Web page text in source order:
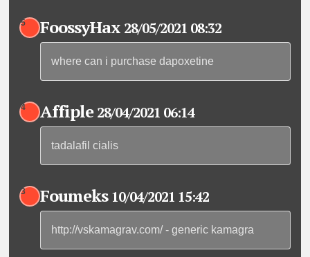
5 FoossyHax 28/05/2021 08:32
where can i purchase dapoxetine
4 Affiple 28/04/2021 06:14
tadalafil cialis
3 Foumeks 10/04/2021 15:42
http://vskamagrav.com/ - generic kamagra